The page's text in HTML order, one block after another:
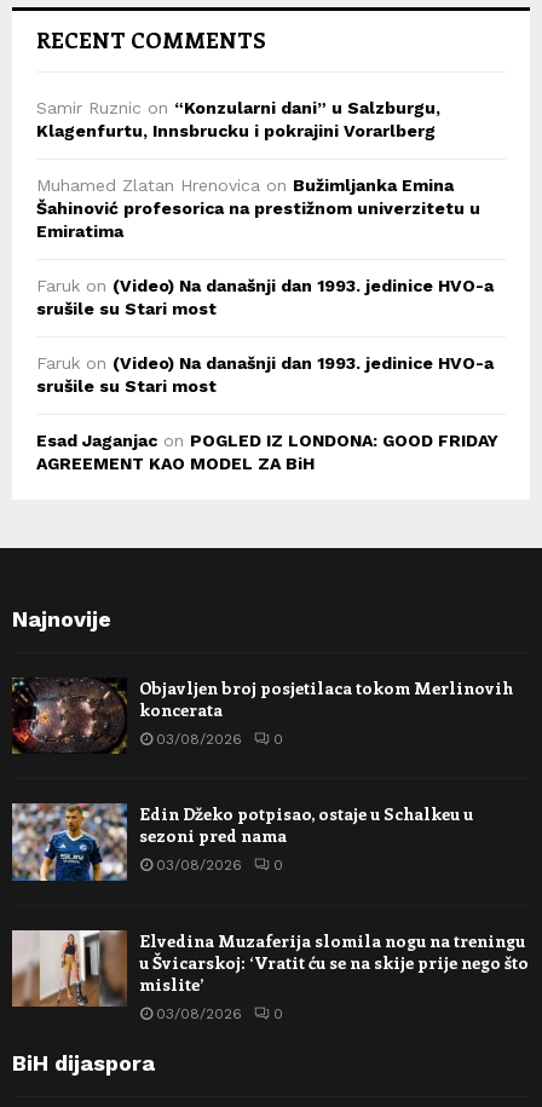
RECENT COMMENTS
Samir Ruznic on “Konzularni dani” u Salzburgu,
Klagenfurtu, Innsbrucku i pokrajini Vorarlberg
Muhamed Zlatan Hrenovica on Bužimljanka Emina
Šahinović profesorica na prestižnom univerzitetu u
Emiratima
Faruk on (Video) Na današnji dan 1993. jedinice HVO-a
srušile su Stari most
Faruk on (Video) Na današnji dan 1993. jedinice HVO-a
srušile su Stari most
Esad Jaganjac on POGLED IZ LONDONA: GOOD FRIDAY
AGREEMENT KAO MODEL ZA BiH
Najnovije
Objavljen broj posjetilaca tokom Merlinovih
koncerata
03/08/2026 0
Edin Džeko potpisao, ostaje u Schalkeu u
sezoni pred nama
03/08/2026 0
Elvedina Muzaferija slomila nogu na treningu
u Švicarskoj: ‘Vratit ću se na skije prije nego što
mislite’
03/08/2026 0
BiH dijaspora